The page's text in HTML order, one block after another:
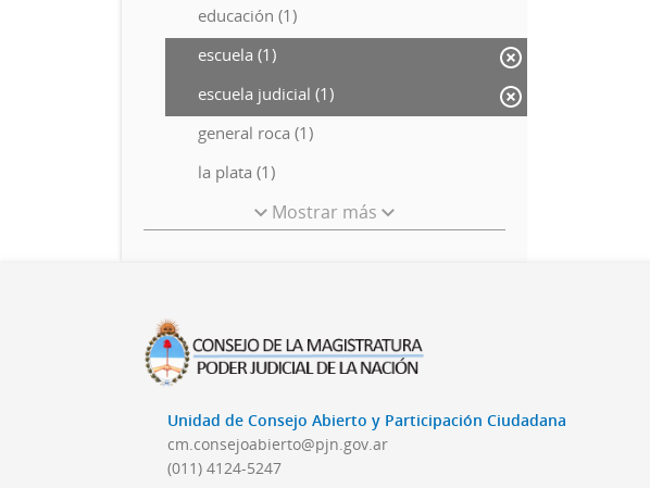
educación (1)
escuela (1)
escuela judicial (1)
general roca (1)
la plata (1)
Mostrar más
Unidad de Consejo Abierto y Participación Ciudadana
cm.consejoabierto@pjn.gov.ar
(011) 4124-5247